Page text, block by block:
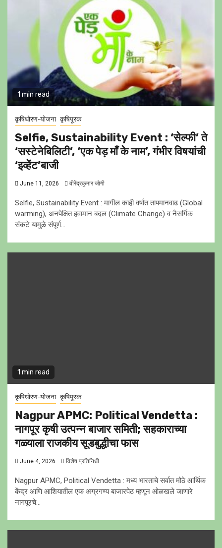
1 min read
कृषिधोरण-योजना कृषिपूरक
Selfie, Sustainability Event : ‘सेल्फी’ ते
‘सस्टेनेबिलिटी’, ‘एक पेड़ माँ के नाम’, गंभीर विषयांची
‘इव्हेंट’बाजी
June 11, 2026 वीरेंद्रकुमार जोगी
Selfie, Sustainability Event : मागील काही वर्षांत तापमानवाढ (Global
warming), अनपेक्षित हवामान बदल (Climate Change) व नैसर्गिक
संकटे यामुळे संपूर्ण...
1 min read
कृषिधोरण-योजना कृषिपूरक
Nagpur APMC: Political Vendetta :
नागपूर कृषी उत्पन्न बाजार समिती; सहकाराच्या
गळ्याला राजकीय सूडबुद्धीचा फास
June 4, 2026 विशेष प्रतिनिधी
Nagpur APMC, Political Vendetta : मध्य भारताचे सर्वात मोठे आर्थिक
केंद्र आणि आशियातील एक अग्रगण्य बाजारपेठ म्हणून ओळखले जाणारे
नागपूरचे...